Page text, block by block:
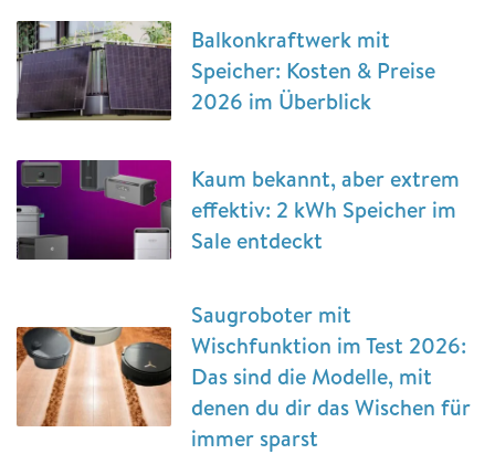
Balkonkraftwerk mit
Speicher: Kosten & Preise
2026 im Überblick
Kaum bekannt, aber extrem
effektiv: 2 kWh Speicher im
Sale entdeckt
Saugroboter mit
Wischfunktion im Test 2026:
Das sind die Modelle, mit
denen du dir das Wischen für
immer sparst